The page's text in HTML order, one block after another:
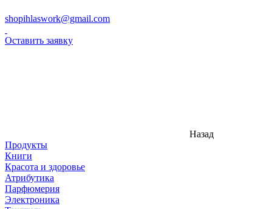
shopihlaswork@gmail.com
Оставить заявку
Назад
Продукты
Книги
Красота и здоровье
Атрибутика
Парфюмерия
Электроника